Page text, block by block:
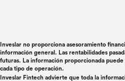
Inveslar no proporciona asesoramiento
información general. Las rentabilidades
futuras. La información proporcionada
cada tipo de operación.
Inveslar Fintech advierte que toda la